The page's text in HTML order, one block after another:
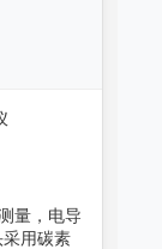
量，电导
采用碳素